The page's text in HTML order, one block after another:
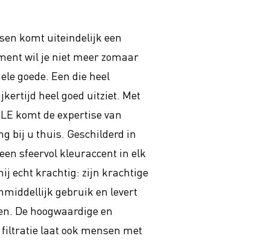
komt uiteindelijk een
wil je niet meer zomaar
goede. Een die heel
heel goed uitziet. Met
komt de expertise van
bij u thuis. Geschilderd in
sfeervol kleuraccent in elk
echt krachtig: zijn krachtige
gebruik en levert
De hoogwaardige en
laat ook mensen met